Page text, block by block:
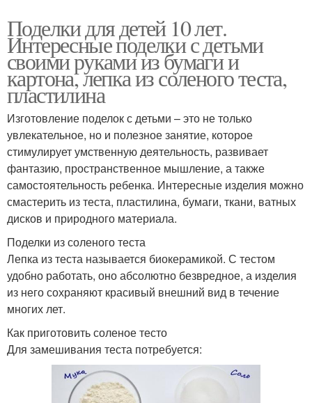
Поделки для детей 10 лет.
Интересные поделки с детьми
своими руками из бумаги и
картона, лепка из соленого теста,
пластилина
Изготовление поделок с детьми – это не только
увлекательное, но и полезное занятие, которое
стимулирует умственную деятельность, развивает
фантазию, пространственное мышление, а также
самостоятельность ребенка. Интересные изделия можно
смастерить из теста, пластилина, бумаги, ткани, ватных
дисков и природного материала.
Поделки из соленого теста
Лепка из теста называется биокерамикой. С тестом
удобно работать, оно абсолютно безвредное, а изделия
из него сохраняют красивый внешний вид в течение
многих лет.
Как приготовить соленое тесто
Для замешивания теста потребуется: